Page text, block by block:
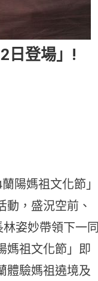
日登場」!
陽媽祖文化節」
動，盛況空前、
姿妙帶領下一同
媽祖文化節」即
體驗媽祖遶境及